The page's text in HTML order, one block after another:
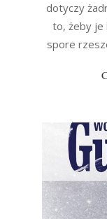
dotyczy
to, żeby je
spore